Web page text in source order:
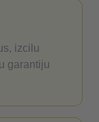
izcilu
garantiju